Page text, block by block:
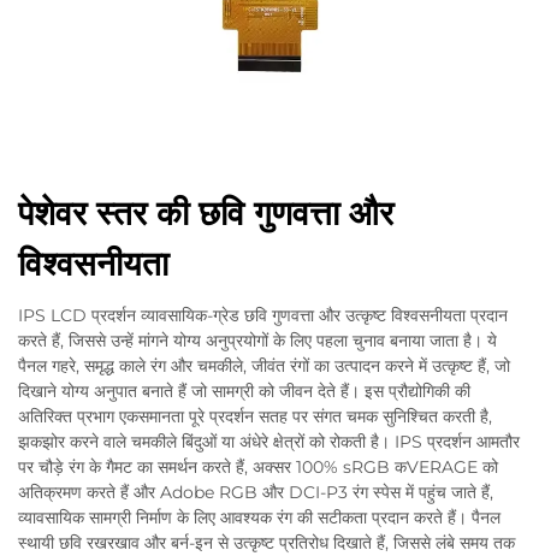
पेशेवर स्तर की छवि गुणवत्ता और
विश्वसनीयता
IPS LCD प्रदर्शन व्यावसायिक-ग्रेड छवि गुणवत्ता और उत्कृष्ट विश्वसनीयता प्रदान
करते हैं, जिससे उन्हें मांगने योग्य अनुप्रयोगों के लिए पहला चुनाव बनाया जाता है। ये
पैनल गहरे, समृद्ध काले रंग और चमकीले, जीवंत रंगों का उत्पादन करने में उत्कृष्ट हैं, जो
दिखाने योग्य अनुपात बनाते हैं जो सामग्री को जीवन देते हैं। इस प्रौद्योगिकी की
अतिरिक्त प्रभाग एकसमानता पूरे प्रदर्शन सतह पर संगत चमक सुनिश्चित करती है,
झकझोर करने वाले चमकीले बिंदुओं या अंधेरे क्षेत्रों को रोकती है। IPS प्रदर्शन आमतौर
पर चौड़े रंग के गैमट का समर्थन करते हैं, अक्सर 100% sRGB कVERAGE को
अतिक्रमण करते हैं और Adobe RGB और DCI-P3 रंग स्पेस में पहुंच जाते हैं,
व्यावसायिक सामग्री निर्माण के लिए आवश्यक रंग की सटीकता प्रदान करते हैं। पैनल
स्थायी छवि रखरखाव और बर्न-इन से उत्कृष्ट प्रतिरोध दिखाते हैं, जिससे लंबे समय तक